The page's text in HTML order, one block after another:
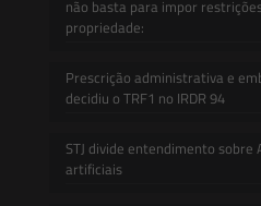
não basta para impor
propriedade:
Prescrição administrativa e
decidiu o TRF1 no IRDR 94
STJ divide entendimento
artificiais